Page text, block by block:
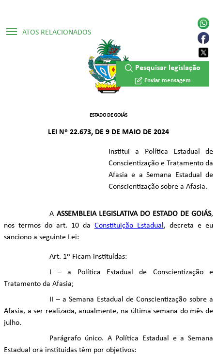
ATOS RELACIONADOS
▷ Mensagem de veto 118 / 2024
▷ Constituição Estadual /1989
ESTADO DE GOIÁS
LEI Nº 22.673, DE 9 DE MAIO DE 2024
Institui a Política Estadual de
Conscientização e Tratamento da
Afasia e a Semana Estadual de
Conscientização sobre a Afasia.
A ASSEMBLEIA LEGISLATIVA DO ESTADO DE GOIÁS,
nos termos do art. 10 da Constituição Estadual, decreta e eu
sanciono a seguinte Lei:
Art. 1º Ficam instituídas:
I – a Política Estadual de Conscientização e
Tratamento da Afasia;
II – a Semana Estadual de Conscientização sobre a
Afasia, a ser realizada, anualmente, na última semana do mês de
julho.
Parágrafo único. A Política Estadual e a Semana
Estadual ora instituídas têm por objetivos:
Pesquisar legislação
Enviar mensagem